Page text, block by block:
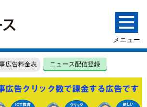
広告料金表 ニュース配信登録